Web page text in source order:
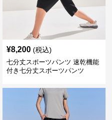
¥8,200 (税込)
七分丈スポーツパンツ 速乾機能
付き七分丈スポーツパンツ